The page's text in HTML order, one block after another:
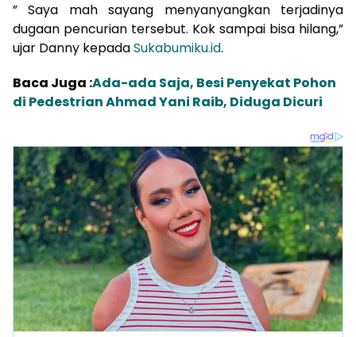
” Saya mah sayang menyanyangkan terjadinya
dugaan pencurian tersebut. Kok sampai bisa hilang,”
ujar Danny kepadaSukabumiku.id.
Baca Juga :Ada-ada Saja, Besi Penyekat Pohon
di Pedestrian Ahmad Yani Raib, Diduga Dicuri